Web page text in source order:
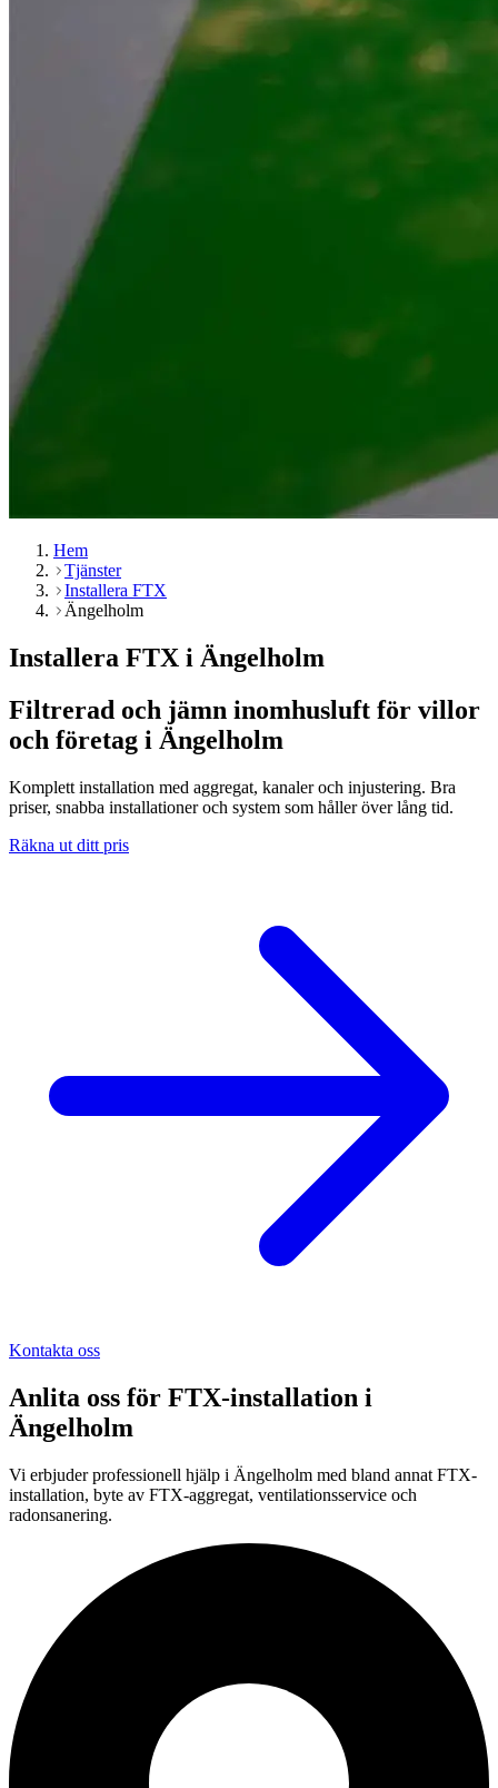
Hem
Tjänster
Installera FTX
Ängelholm
Installera FTX i Ängelholm
Filtrerad och jämn inomhusluft för villor
och företag i Ängelholm
Komplett installation med aggregat, kanaler och injustering. Bra
priser, snabba installationer och system som håller över lång tid.
Räkna ut ditt pris
Kontakta oss
Anlita oss för FTX-installation i
Ängelholm
Vi erbjuder professionell hjälp i Ängelholm med bland annat FTX-
installation, byte av FTX-aggregat, ventilationsservice och
radonsanering.